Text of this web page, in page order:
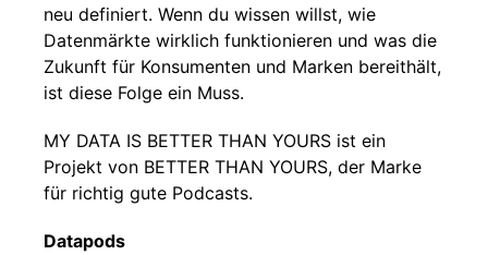
neu definiert. Wenn du wissen willst, wie
Datenmärkte wirklich funktionieren und was die
Zukunft für Konsumenten und Marken bereithält,
ist diese Folge ein Muss.
MY DATA IS BETTER THAN YOURS ist ein
Projekt von BETTER THAN YOURS, der Marke
für richtig gute Podcasts.
Datapods